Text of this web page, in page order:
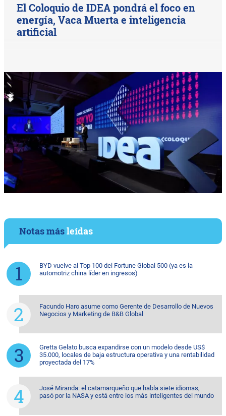
El Coloquio de IDEA pondrá el foco en
energía, Vaca Muerta e inteligencia
artificial
Notas másleídas
BYD vuelve al Top 100 del Fortune Global 500 (ya es la
automotriz china líder en ingresos)
Facundo Haro asume como Gerente de Desarrollo de Nuevos
Negocios y Marketing de B&B Global
Gretta Gelato busca expandirse con un modelo desde US$
35.000, locales de baja estructura operativa y una rentabilidad
proyectada del 17%
José Miranda: el catamarqueño que habla siete idiomas,
pasó por la NASA y está entre los más inteligentes del mundo